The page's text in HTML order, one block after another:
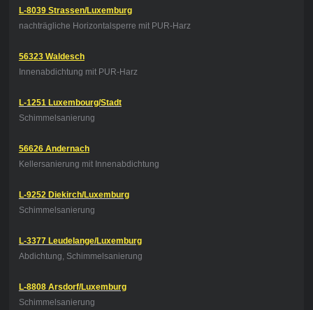
L-8039 Strassen/Luxemburg
nachträgliche Horizontalsperre mit PUR-Harz
56323 Waldesch
Innenabdichtung mit PUR-Harz
L-1251 Luxembourg/Stadt
Schimmelsanierung
56626 Andernach
Kellersanierung mit Innenabdichtung
L-9252 Diekirch/Luxemburg
Schimmelsanierung
L-3377 Leudelange/Luxemburg
Abdichtung, Schimmelsanierung
L-8808 Arsdorf/Luxemburg
Schimmelsanierung